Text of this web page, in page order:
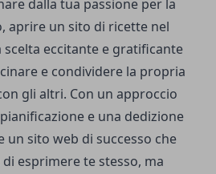
dalla tua passione per la
aprire un sito di ricette nel
scelta eccitante e gratificante
e condividere la propria
gli altri. Con un approccio
e una dedizione
un sito web di successo che
esprimere te stesso, ma